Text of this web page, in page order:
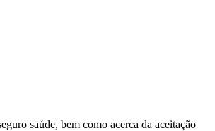
saúde, bem como acerca da aceitação